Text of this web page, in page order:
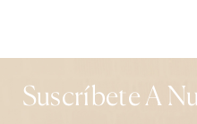
Suscríbete A